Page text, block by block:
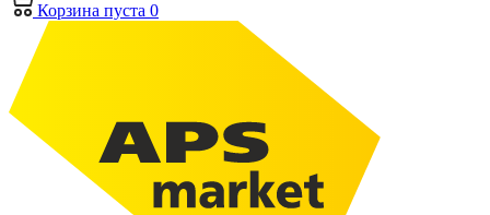
Корзина пуста 0